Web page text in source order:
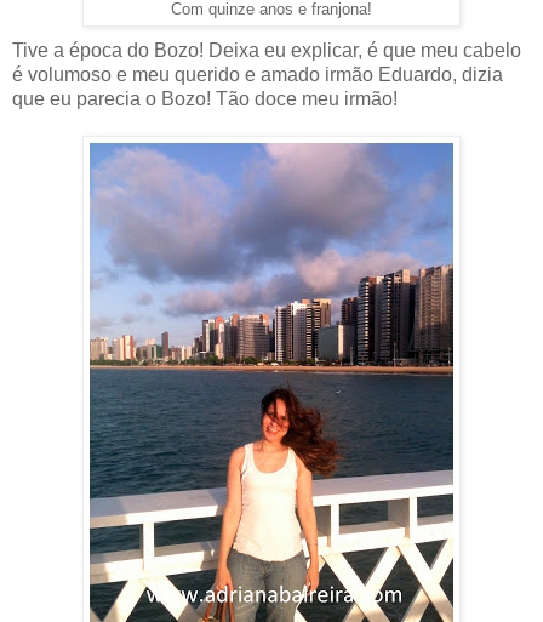
Com quinze anos e franjona!
Tive a época do Bozo! Deixa eu explicar, é que meu cabelo
é volumoso e meu querido e amado irmão Eduardo, dizia
que eu parecia o Bozo! Tão doce meu irmão!